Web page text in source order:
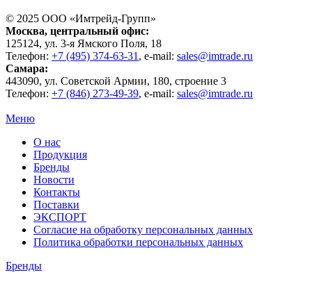
© 2025 ООО «Имтрейд-Групп»
Москва, центральный офис:
125124, ул. 3-я Ямского Поля, 18
Телефон: +7 (495) 374-63-31 , e-mail: sales@imtrade.ru
Самара:
443090, ул. Советской Армии, 180, строение 3
Телефон: +7 (846) 273-49-39, e-mail: sales@imtrade.ru
Меню
О нас
Продукция
Бренды
Новости
Контакты
Поставки
ЭКСПОРТ
Согласие на обработку персональных данных
Политика обработки персональных данных
Бренды